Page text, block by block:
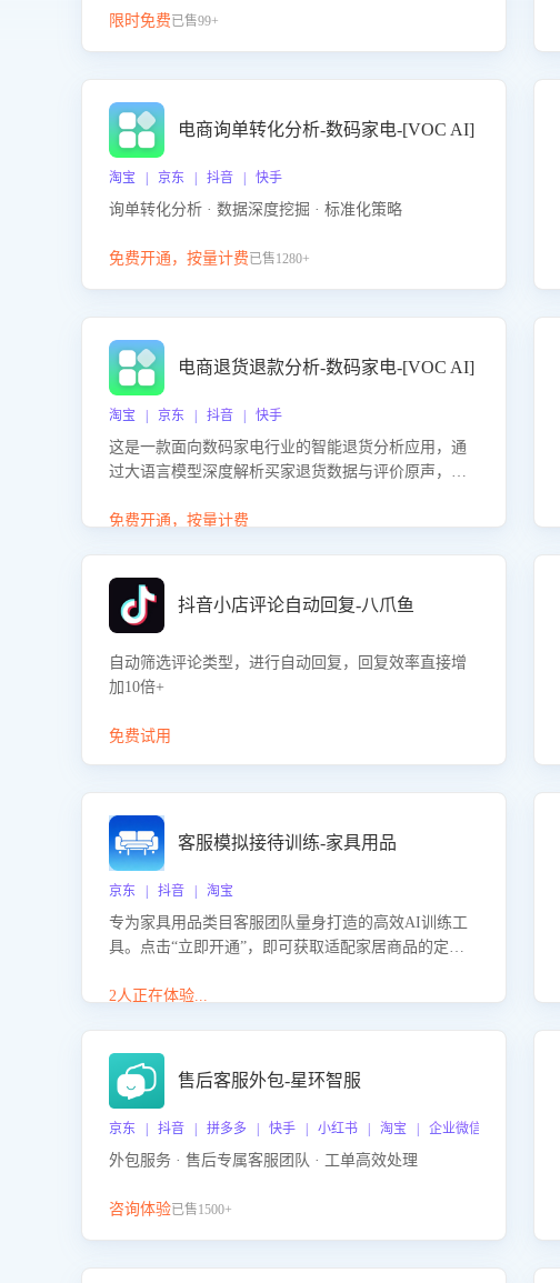
限时免费已售99+
电商询单转化分析-数码家电-[VOC AI]
淘宝 | 京东 | 抖音 | 快手
询单转化分析 · 数据深度挖掘 · 标准化策略
免费开通，按量计费已售1280+
电商退货退款分析-数码家电-[VOC AI]
淘宝 | 京东 | 抖音 | 快手
这是一款面向数码家电行业的智能退货分析应用，通
过大语言模型深度解析买家退货数据与评价原声，精
因，并输出可落地的改进建议，通过挖掘用户痛点驱
免费开通，按量计费
抖音小店评论自动回复-八爪鱼
自动筛选评论类型，进行自动回复，回复效率直接增
加10倍+
免费试用
客服模拟接待训练-家具用品
京东 | 抖音 | 淘宝
专为家具用品类目客服团队量身打造的高效AI训练工
具。点击“立即开通”，即可获取适配家居商品的定制
客服在家具用品功能、尺寸参数咨询等高频场景下的
2人正在体验...
售后客服外包-星环智服
京东 | 抖音 | 拼多多 | 快手 | 小红书 | 淘宝 | 企业微信
外包服务 · 售后专属客服团队 · 工单高效处理
咨询体验已售1500+